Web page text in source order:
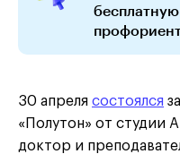
30 апреля состоялся
«Полутон» от студии
доктор и